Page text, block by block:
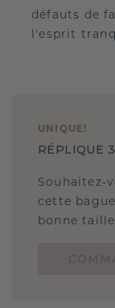
défauts de
l'esprit
UNIQUE !
RÉPLIQUE
Souhaitez-
cette
bonne